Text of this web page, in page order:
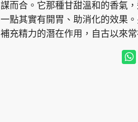
謀而合。它那種甘甜溫和的香氣
一點其實有開胃、助消化的效果
補充精力的潛在作用，自古以來